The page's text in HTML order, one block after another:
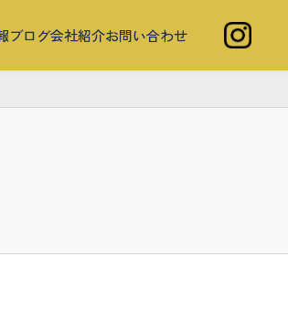
ブログ会社紹介お問い合わせ